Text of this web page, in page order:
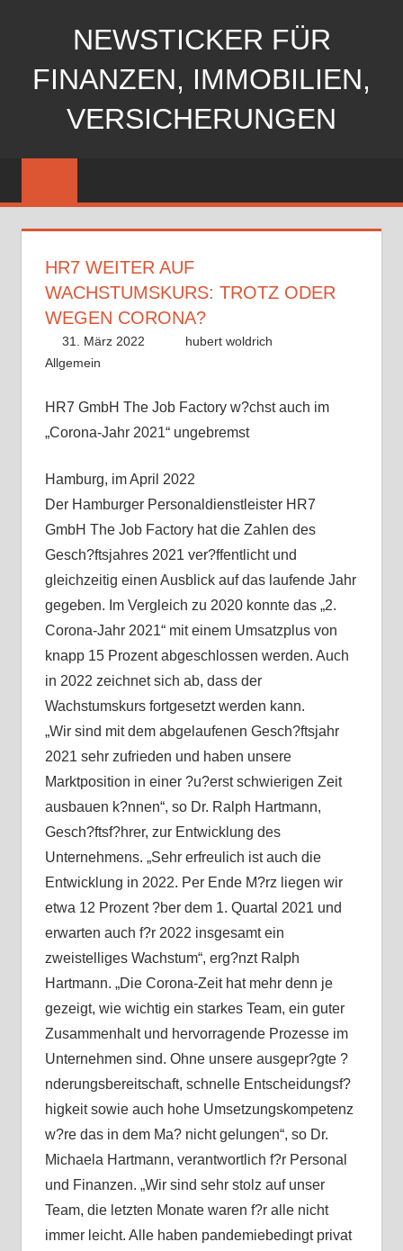
NEWSTICKER FÜR
FINANZEN, IMMOBILIEN,
VERSICHERUNGEN
HR7 WEITER AUF
WACHSTUMSKURS: TROTZ ODER
WEGEN CORONA?
31. März 2022
hubert woldrich
Allgemein
HR7 GmbH The Job Factory w?chst auch im
„Corona-Jahr 2021“ ungebremst
Hamburg, im April 2022
Der Hamburger Personaldienstleister HR7
GmbH The Job Factory hat die Zahlen des
Gesch?ftsjahres 2021 ver?ffentlicht und
gleichzeitig einen Ausblick auf das laufende Jahr
gegeben. Im Vergleich zu 2020 konnte das „2.
Corona-Jahr 2021“ mit einem Umsatzplus von
knapp 15 Prozent abgeschlossen werden. Auch
in 2022 zeichnet sich ab, dass der
Wachstumskurs fortgesetzt werden kann.
„Wir sind mit dem abgelaufenen Gesch?ftsjahr
2021 sehr zufrieden und haben unsere
Marktposition in einer ?u?erst schwierigen Zeit
ausbauen k?nnen“, so Dr. Ralph Hartmann,
Gesch?ftsf?hrer, zur Entwicklung des
Unternehmens. „Sehr erfreulich ist auch die
Entwicklung in 2022. Per Ende M?rz liegen wir
etwa 12 Prozent ?ber dem 1. Quartal 2021 und
erwarten auch f?r 2022 insgesamt ein
zweistelliges Wachstum“, erg?nzt Ralph
Hartmann. „Die Corona-Zeit hat mehr denn je
gezeigt, wie wichtig ein starkes Team, ein guter
Zusammenhalt und hervorragende Prozesse im
Unternehmen sind. Ohne unsere ausgepr?gte ?
nderungsbereitschaft, schnelle Entscheidungsf?
higkeit sowie auch hohe Umsetzungskompetenz
w?re das in dem Ma? nicht gelungen“, so Dr.
Michaela Hartmann, verantwortlich f?r Personal
und Finanzen. „Wir sind sehr stolz auf unser
Team, die letzten Monate waren f?r alle nicht
immer leicht. Alle haben pandemiebedingt privat